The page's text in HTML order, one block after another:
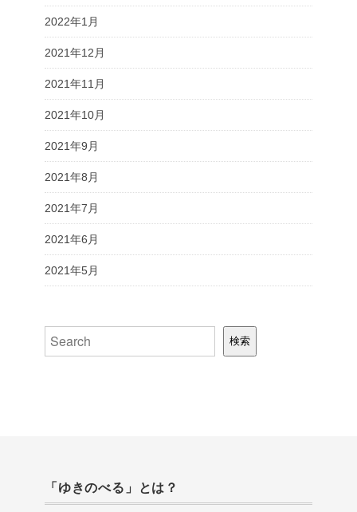
2022年1月
2021年12月
2021年11月
2021年10月
2021年9月
2021年8月
2021年7月
2021年6月
2021年5月
検索 検索
「ゆきのべる」とは？